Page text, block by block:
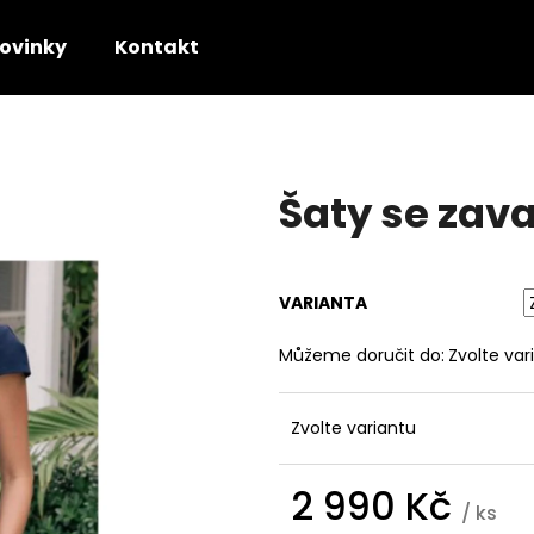
Kontakt
Šaty se
VARIANTA
Můžeme doručit do: Zvolte
Zvolte variantu
2 990 Kč / ks
HLEDAT
Doporučujeme
SATÉNOVÁ DLOUHÁ SUKNĚ SATÉNOVÁ